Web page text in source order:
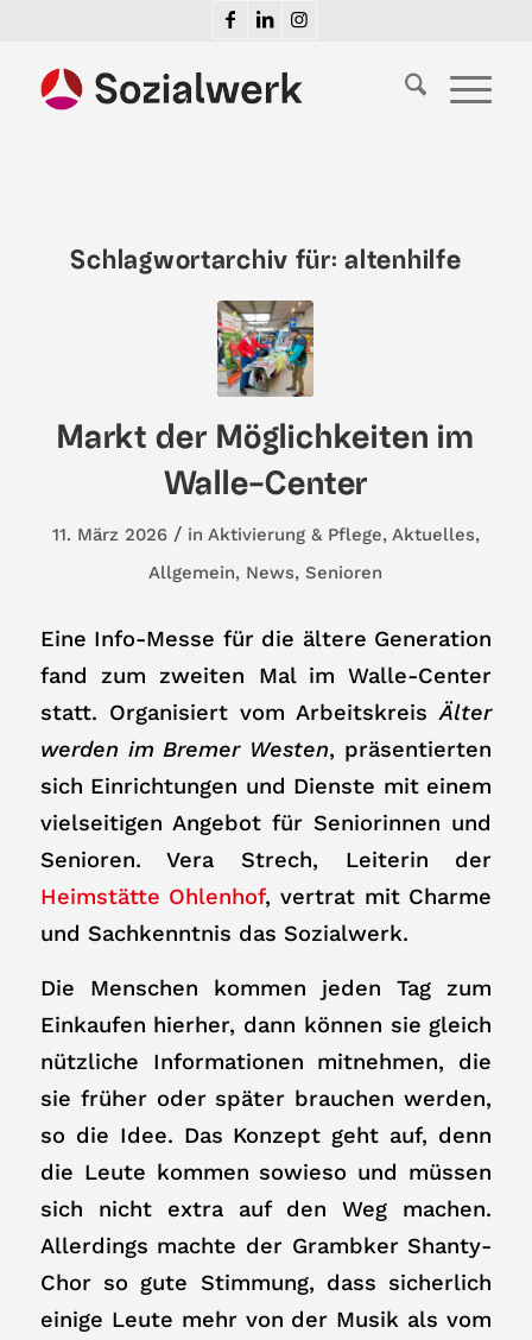
Schlagwortarchiv für:altenhilfe
Markt der Möglichkeiten im
Walle-Center
11. März 2026 / in Aktivierung & Pflege, Aktuelles,
Allgemein, News,Senioren
Eine Info-Messe für die ältere Generation
fand zum zweiten Mal im Walle-Center
statt. Organisiert vom ArbeitskreisÄlter
werden im Bremer Westen, präsentierten
sich Einrichtungen und Dienste mit einem
vielseitigen Angebot für Seniorinnen und
Senioren. Vera Strech, Leiterin der
Heimstätte Ohlenhof, vertrat mit Charme
und Sachkenntnis das Sozialwerk.
Die Menschen kommen jeden Tag zum
Einkaufen hierher, dann können sie gleich
nützliche Informationen mitnehmen, die
sie früher oder später brauchen werden,
so die Idee. Das Konzept geht auf, denn
die Leute kommen sowieso und müssen
sich nicht extra auf den Weg machen.
Allerdings machte der Grambker Shanty-
Chor so gute Stimmung, dass sicherlich
einige Leute mehr von der Musik als vom